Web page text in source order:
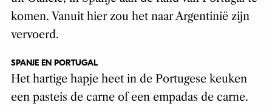
komen. Vanuit hier zou het naar Argentinië zijn
vervoerd.
SPANJE EN PORTUGAL
Het hartige hapje heet in de Portugese keuken
een pasteis de carne of een empadas de carne.